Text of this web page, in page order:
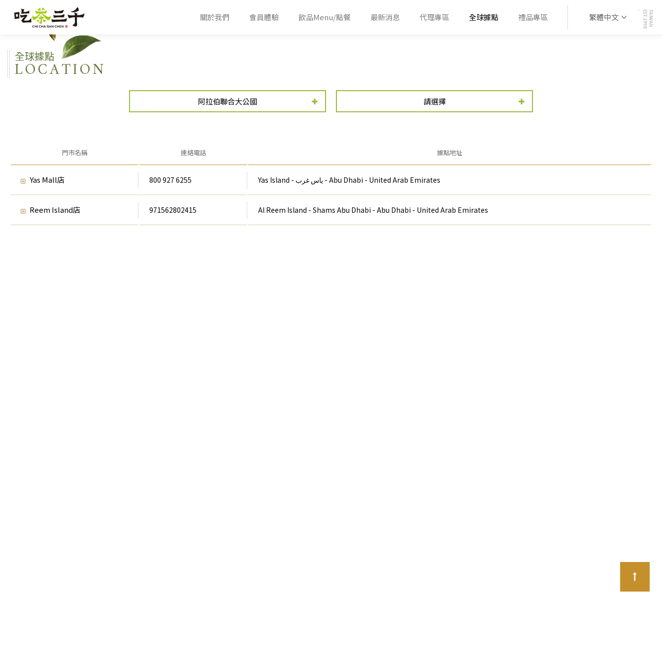
關於我們 會員體驗 飲品Menu/點餐 最新消息 代理專區 全球據點 禮品專區 繁體中文
全球據點
LOCATION
阿拉伯聯合大公國 請選擇
門市名稱 連絡電話 據點地址
Yas Mall店 800 927 6255 Yas Island - ياس غرب - Abu Dhabi - United Arab Emirates
Reem Island店 971562802415 Al Reem Island - Shams Abu Dhabi - Abu Dhabi - United Arab Emirates